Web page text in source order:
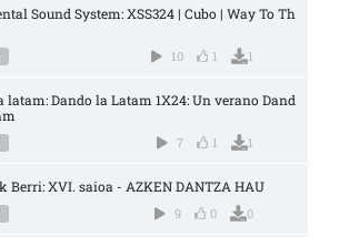
Sound System: XSS324 | Cubo | Way To Th
10 1 1
latam: Dando la Latam 1X24: Un verano Dand
7 1 1
Berri: XVI. saioa - AZKEN DANTZA HAU
9 0 0